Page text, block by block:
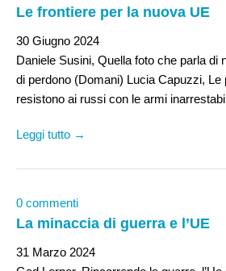
Le frontiere per la nuova UE
30 Giugno 2024
Daniele Susini, Quella foto che parla di
di perdono (Domani) Lucia Capuzzi, Le
resistono ai russi con le armi
Leggi tutto →
0 commenti
La minaccia di guerra e l’UE
31 Marzo 2024